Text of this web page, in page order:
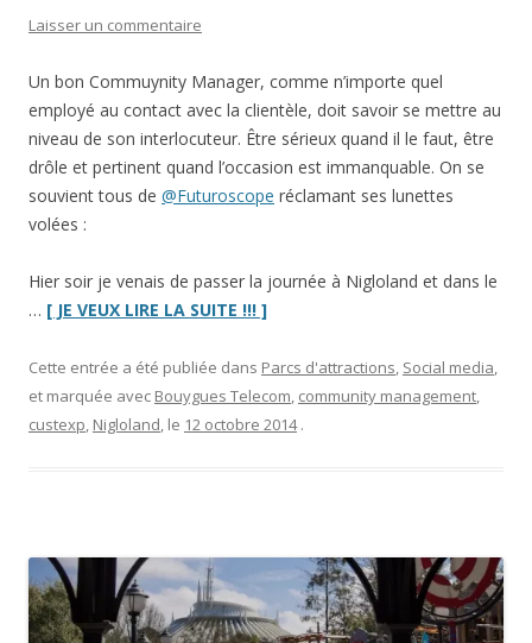
Laisser un commentaire
Un bon Commuynity Manager, comme n’importe quel
employé au contact avec la clientèle, doit savoir se mettre au
niveau de son interlocuteur. Être sérieux quand il le faut, être
drôle et pertinent quand l’occasion est immanquable. On se
souvient tous de @Futuroscope réclamant ses lunettes
volées :
Hier soir je venais de passer la journée à Nigloland et dans le
… [ JE VEUX LIRE LA SUITE !!! ]“Sur
le
conseiller
Bouygues
Cette entrée a été publiée dans Parcs d'attractions, Social media,
et marquée avec Bouygues Telecom, community management,
custexp, Nigloland, le 12 octobre 2014 .